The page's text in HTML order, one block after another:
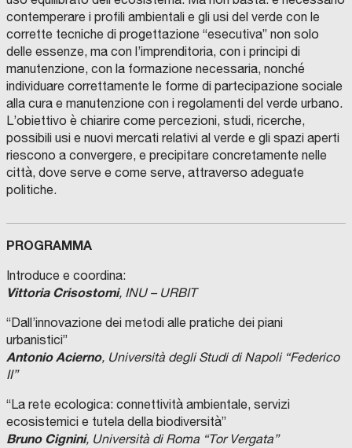
contemperare i profili ambientali e gli usi del verde con le
corrette tecniche di progettazione “esecutiva” non solo
delle essenze, ma con l’imprenditoria, con i principi di
manutenzione, con la formazione necessaria, nonché
individuare correttamente le forme di partecipazione sociale
alla cura e manutenzione con i regolamenti del verde urbano.
L’obiettivo è chiarire come percezioni, studi, ricerche,
possibili usi e nuovi mercati relativi al verde e gli spazi aperti
riescono a convergere, e precipitare concretamente nelle
città, dove serve e come serve, attraverso adeguate
politiche.
PROGRAMMA
Introduce e coordina:
Vittoria Crisostomi, INU – URBIT
“Dall’innovazione dei metodi alle pratiche dei piani
urbanistici”
Antonio Acierno, Università degli Studi di Napoli “Federico
II”
“La rete ecologica: connettività ambientale, servizi
ecosistemici e tutela della biodiversità”
Bruno Cignini, Università di Roma “Tor Vergata”